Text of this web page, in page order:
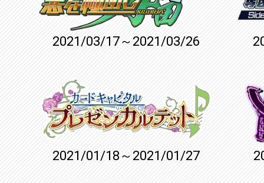
2021/03/17～2021/03/26
2021/01/18～2021/01/27